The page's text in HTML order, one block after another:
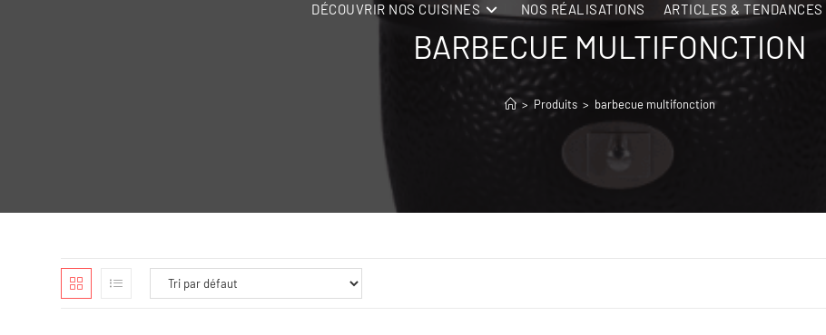
DÉCOUVRIR NOS CUISINES NOS RÉALISATIONS ARTICLES & TENDANCES
BARBECUE MULTIFONCTION
> Produits > barbecue multifonction